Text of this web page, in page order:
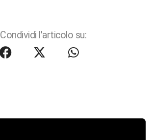
Condividi l'articolo su: